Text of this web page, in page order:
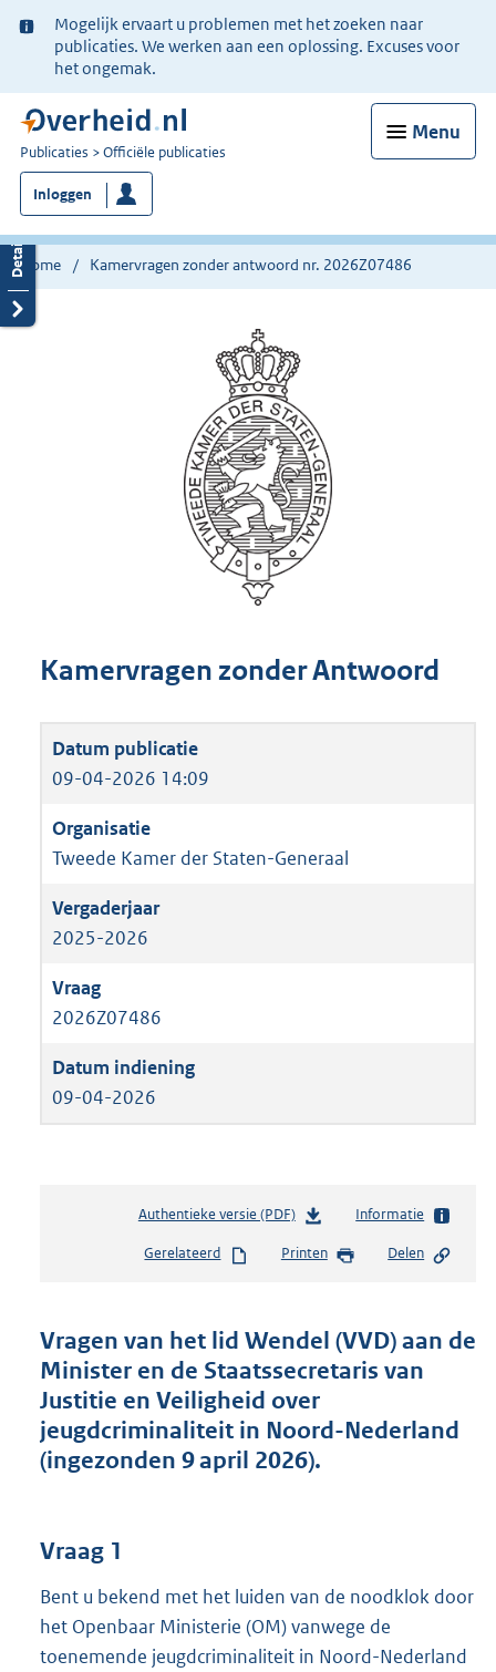
Ter
informatie:
Mogelijk ervaart u problemen met het zoeken naar
publicaties. We werken aan een oplossing. Excuses voor
het ongemak.
Menu
U
bent
nu
hier:
Publicaties Officiële publicaties
Inloggen
Home Kamervragen zonder antwoord nr. 2026Z07486
Kamervragen zonder Antwoord
09-04-2026 14:09
Tweede Kamer der Staten-Generaal
2025-2026
2026Z07486
09-04-2026
Authentieke versie (PDF)b
s
d
s
g
r
o
9
K
b
Informatie
Gerelateerd Printen Delen
Vragen van het lid Wendel (VVD) aan de
Minister en de Staatssecretaris van
Justitie en Veiligheid over
jeugdcriminaliteit in Noord-Nederland
(ingezonden 9 april 2026).
Vraag 1
Bent u bekend met het luiden van de noodklok door
het Openbaar Ministerie (OM) vanwege de
toenemende jeugdcriminaliteit in Noord-Nederland